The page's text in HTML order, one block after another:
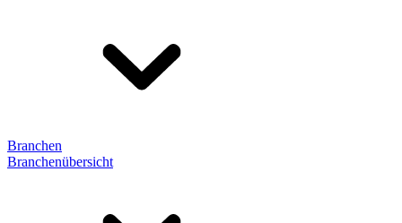
Branchen
Branchenübersicht